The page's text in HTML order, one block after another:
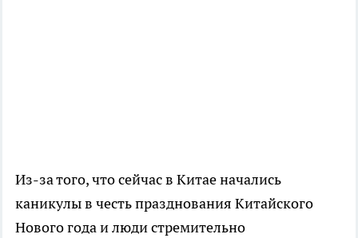
Из-за того, что сейчас в Китае начались
каникулы в честь празднования Китайского
Нового года и люди стремительно